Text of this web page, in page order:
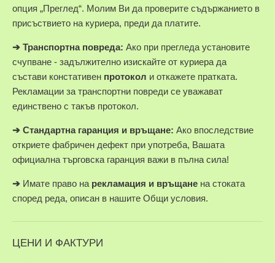
опция „Преглед“. Молим Ви да проверите съдържанието в
присъствието на куриера, преди да платите.
➔ Транспортна повреда: Ако при прегледа установите
счупване - задължително изискайте от куриера да
състави констативен протокол и откажете пратката.
Рекламации за транспортни повреди се уважават
единствено с такъв протокол.
➔ Стандартна гаранция и връщане: Ако впоследствие
откриете фабричен дефект при употреба, Вашата
официална търговска гаранция важи в пълна сила!
➔ Имате право на рекламация и връщане на стоката
според реда, описан в нашите Общи условия.
ЦЕНИ И ФАКТУРИ